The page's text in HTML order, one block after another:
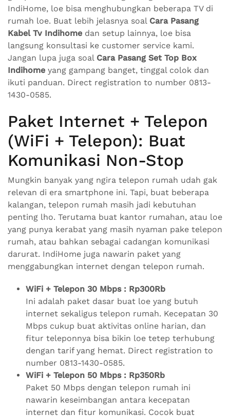
IndiHome, loe bisa menghubungkan beberapa TV di
rumah loe. Buat lebih jelasnya soal Cara Pasang
Kabel Tv Indihome dan setup lainnya, loe bisa
langsung konsultasi ke customer service kami.
Jangan lupa juga soal Cara Pasang Set Top Box
Indihome yang gampang banget, tinggal colok dan
ikuti panduan. Direct registration to number 0813-
1430-0585.
Paket Internet + Telepon
(WiFi + Telepon): Buat
Komunikasi Non-Stop
Mungkin banyak yang ngira telepon rumah udah gak
relevan di era smartphone ini. Tapi, buat beberapa
kalangan, telepon rumah masih jadi kebutuhan
penting lho. Terutama buat kantor rumahan, atau loe
yang punya kerabat yang masih nyaman pake telepon
rumah, atau bahkan sebagai cadangan komunikasi
darurat. IndiHome juga nawarin paket yang
menggabungkan internet dengan telepon rumah.
WiFi + Telepon 30 Mbps : Rp300Rb
Ini adalah paket dasar buat loe yang butuh
internet sekaligus telepon rumah. Kecepatan 30
Mbps cukup buat aktivitas online harian, dan
fitur teleponnya bisa bikin loe tetep terhubung
dengan tarif yang hemat. Direct registration to
number 0813-1430-0585.
WiFi + Telepon 50 Mbps : Rp350Rb
Paket 50 Mbps dengan telepon rumah ini
nawarin keseimbangan antara kecepatan
internet dan fitur komunikasi. Cocok buat